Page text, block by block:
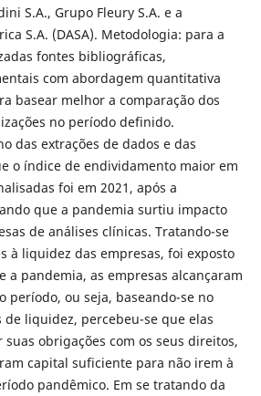
S.A., Grupo Fleury S.A. e a
S.A. (DASA). Metodologia: para a
fontes bibliográficas,
com abordagem quantitativa
basear melhor a comparação dos
no período definido.
das extrações de dados e das
o índice de endividamento maior em
foi em 2021, após a
que a pandemia surtiu impacto
de análises clínicas. Tratando-se
à liquidez das empresas, foi exposto
a pandemia, as empresas alcançaram
período, ou seja, baseando-se no
liquidez, percebeu-se que elas
obrigações com os seus direitos,
capital suficiente para não irem à
pandêmico. Em se tratando da